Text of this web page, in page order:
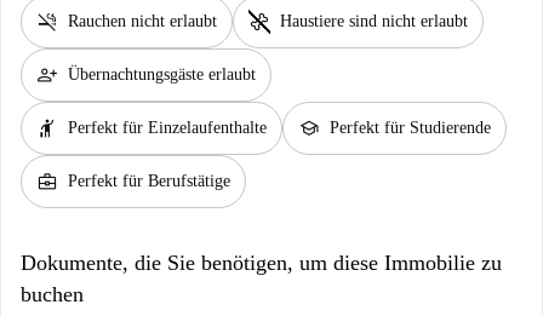
smoke_free Rauchen nicht erlaubt pet_supplies Haustiere sind nicht erlaubt
person_add Übernachtungsgäste erlaubt
hail Perfekt für Einzelaufenthalte school Perfekt für Studierende
business_center Perfekt für Berufstätige
Dokumente, die Sie benötigen, um diese Immobilie zu
buchen